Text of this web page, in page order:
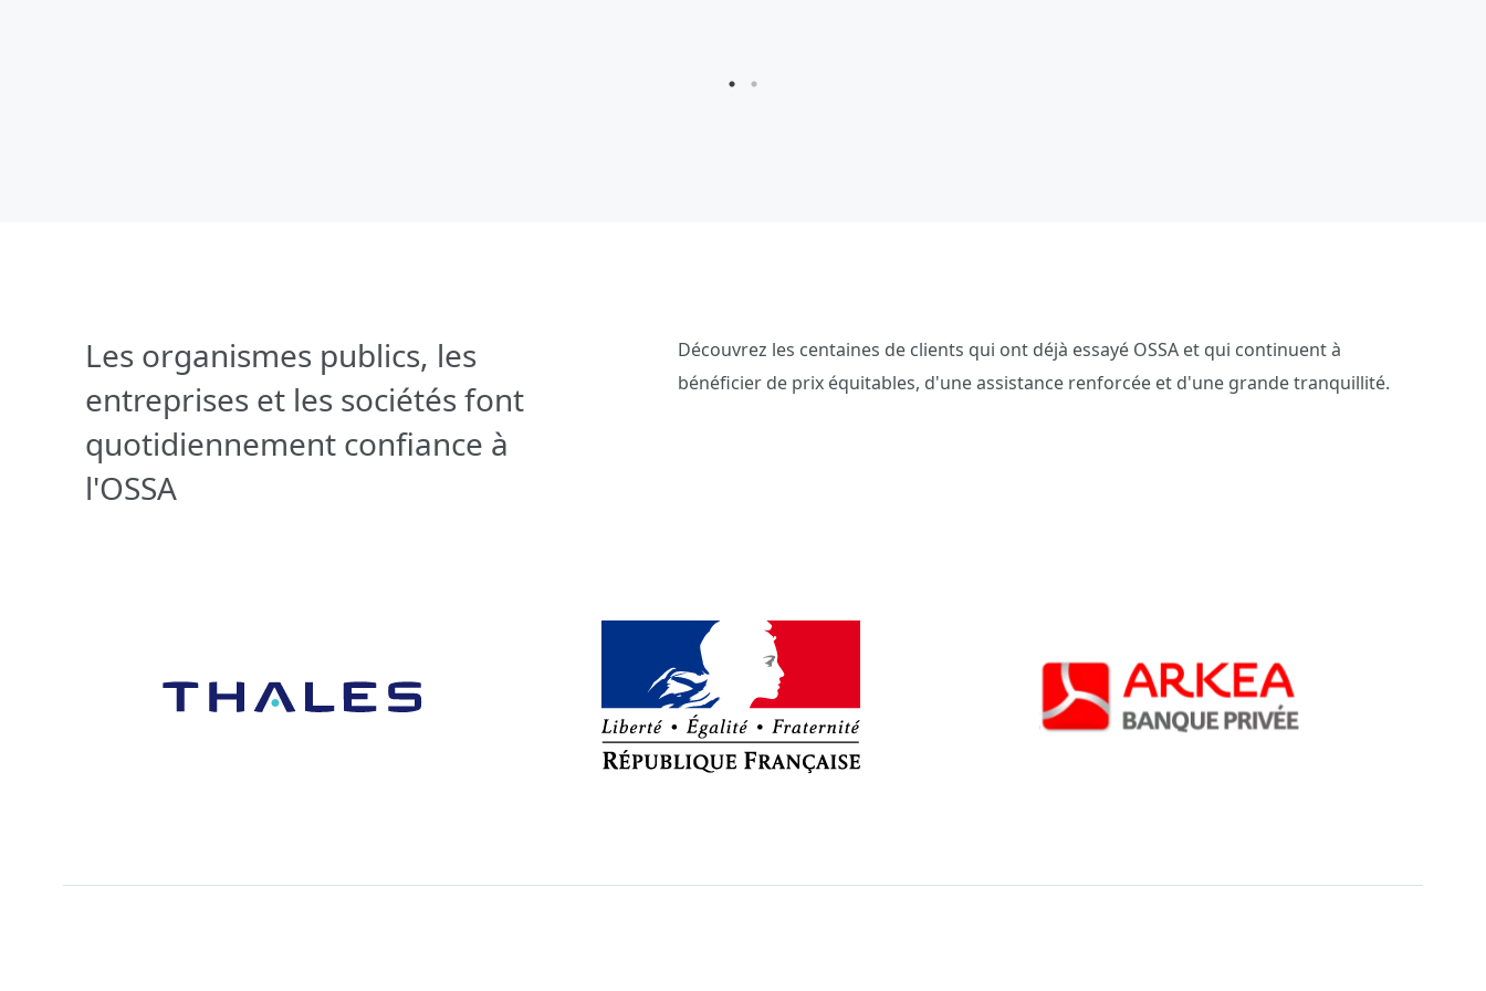
Les organismes publics, les
entreprises et les sociétés font
quotidiennement confiance à
l'OSSA
Découvrez les centaines de clients qui ont déjà essayé OSSA et qui continuent à
bénéficier de prix équitables, d'une assistance renforcée et d'une grande tranquillité.